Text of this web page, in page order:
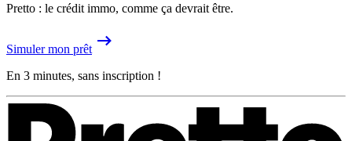
Pretto : le crédit immo, comme ça devrait être.
Simuler mon prêt
En 3 minutes, sans inscription !